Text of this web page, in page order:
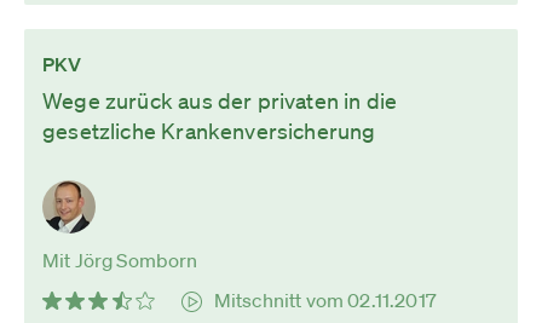
PKV
Wege zurück aus der privaten in die
gesetzliche Krankenversicherung
Mit Jörg Somborn
Mitschnitt vom 02.11.2017